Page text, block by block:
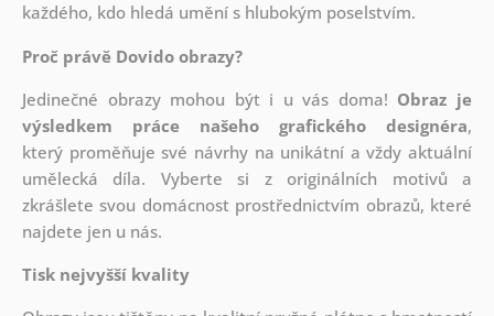
každého, kdo hledá umění s hlubokým poselstvím.
Proč právě Dovido obrazy?
Jedinečné obrazy mohou být i u vás doma! Obraz je
výsledkem práce našeho grafického designéra,
který proměňuje své návrhy na unikátní a vždy aktuální
umělecká díla. Vyberte si z originálních motivů a
zkrášlete svou domácnost prostřednictvím obrazů, které
najdete jen u nás.
Tisk nejvyšší kvality